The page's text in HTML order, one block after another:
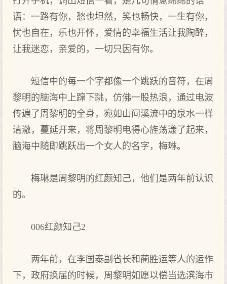
语：一路有你，愁也坦然，笑也畅快，一生有你，
忧也自在，乐也开怀，爱情的幸福生活让我陶醉，
让我迷恋，亲爱的，一切只因有你。
短信中的每一个字都像一个跳跃的音符，在周
黎明的脑海中上蹿下跳，仿佛一股热浪，通过电波
传遍了周黎明的全身，宛如山间溪流中的泉水一样
清澈，蔓延开来，将周黎明电得心旌荡漾了起来，
脑海中随即跳跃出一个女人的名字，梅琳。
梅琳是周黎明的红颜知己，他们是两年前认识
的。
006红颜知己2
两年前，在李国泰副省长和蔺胜运等人的运作
下，政府换届的时候，周黎明如愿以偿当选滨海市